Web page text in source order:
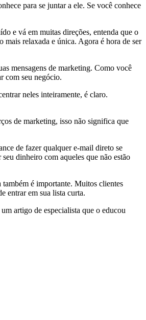
para se juntar a ele. Se você conhece
e vá em muitas direções, entenda que o
mais relaxada e única. Agora é hora de ser
mensagens de marketing. Como você
com seu negócio.
neles inteiramente, é claro.
de marketing, isso não significa que
de fazer qualquer e-mail direto se
dinheiro com aqueles que não estão
também é importante. Muitos clientes
entrar em sua lista curta.
artigo de especialista que o educou